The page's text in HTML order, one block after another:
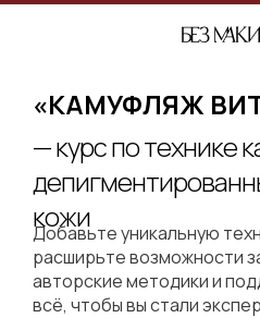
«КАМУФЛЯЖ
— курс по технике
кожи
Добавьте уникальную
расширьте возможности
авторские методики и
всё, чтобы вы стали